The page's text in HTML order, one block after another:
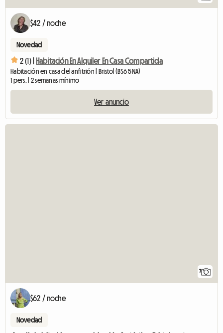
$42 / noche
Novedad
2 (1) | Habitación En Alquiler En Casa Compartida
Habitación en casa del anfitrión | Bristol (BS6 5NA)
1 pers. | 2 semanas mínimo
Ver anuncio
7
$62 / noche
Novedad